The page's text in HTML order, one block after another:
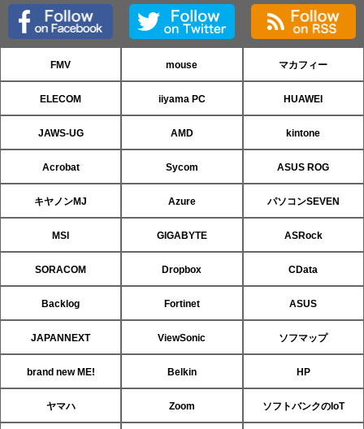
FMV mouse マカフィー
ELECOM iiyama PC HUAWEI
JAWS-UG AMD kintone
Acrobat Sycom ASUS ROG
キヤノンMJ Azure パソコンSEVEN
MSI GIGABYTE ASRock
SORACOM Dropbox CData
Backlog Fortinet ASUS
JAPANNEXT ViewSonic ソフマップ
brand new ME! Belkin HP
ヤマハ Zoom ソフトバンクのIoT